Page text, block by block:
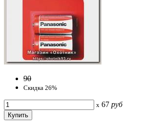
90
Скидка 26%
x 67 руб